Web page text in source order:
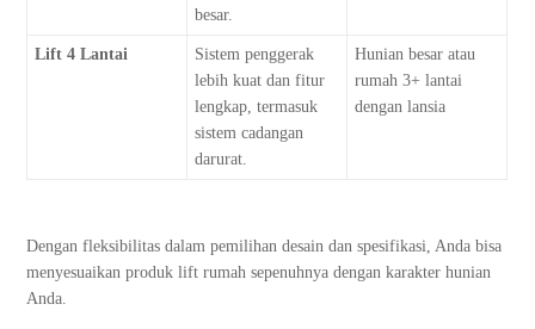
besar.
Lift 4 Lantai
Sistem penggerak
lebih kuat dan fitur
lengkap, termasuk
sistem cadangan
darurat.
Hunian besar atau
rumah 3+ lantai
dengan lansia
Dengan fleksibilitas dalam pemilihan desain dan spesifikasi, Anda bisa
menyesuaikan produk lift rumah sepenuhnya dengan karakter hunian
Anda.